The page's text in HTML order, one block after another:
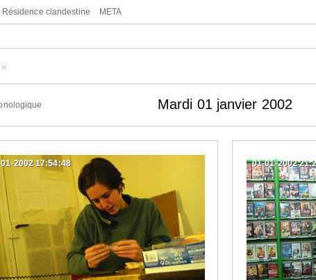
Résidence clandestine META
Mardi 01 janvier 2002
2002 17:54:48 01-01-2002